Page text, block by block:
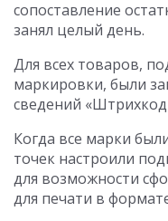
сопоставление
занял целый день.
Для всех товаров,
маркировки, были
сведений
Когда все марки
точек настроили
для возможности
для печати в